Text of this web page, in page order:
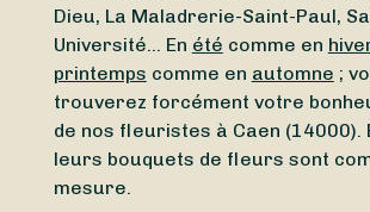
Dieu, La Maladrerie-Saint-Paul,
Université… En été comme en
printemps comme en automne ;
trouverez forcément votre
de nos fleuristes à Caen (14000).
leurs bouquets de fleurs sont
mesure.